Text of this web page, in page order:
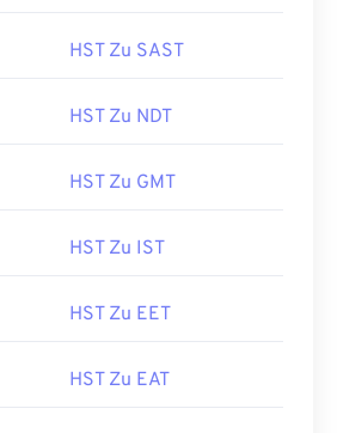
HST Zu SAST
HST Zu NDT
HST Zu GMT
HST Zu IST
HST Zu EET
HST Zu EAT